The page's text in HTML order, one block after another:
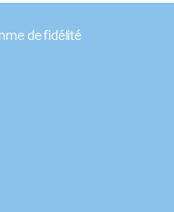
de fidélité
les réglementations.